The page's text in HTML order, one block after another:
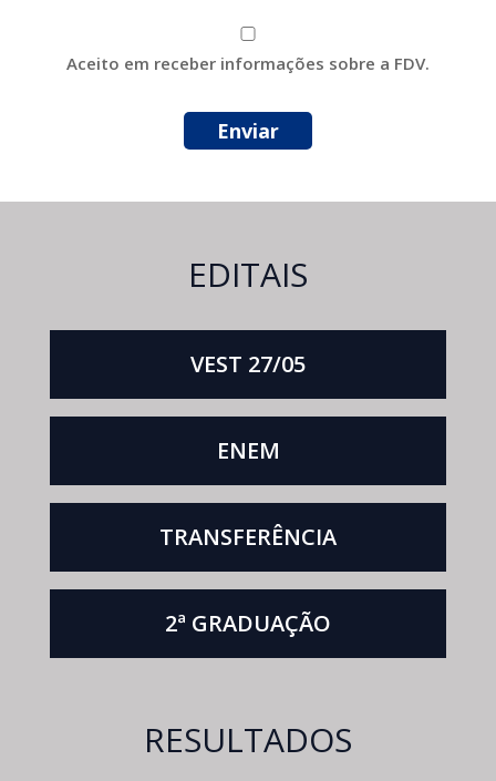
Aceito em receber informações sobre a FDV.
EDITAIS
VEST 27/05
ENEM
TRANSFERÊNCIA
2ª GRADUAÇÃO
RESULTADOS